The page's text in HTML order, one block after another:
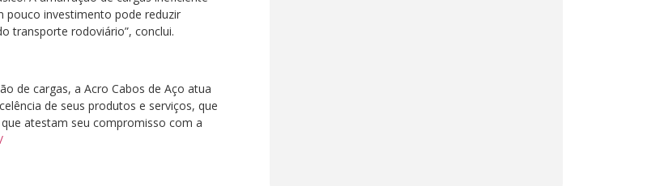
pouco investimento pode reduzir
transporte rodoviário”, conclui.
de cargas, a Acro Cabos de Aço atua
de seus produtos e serviços, que
atestam seu compromisso com a